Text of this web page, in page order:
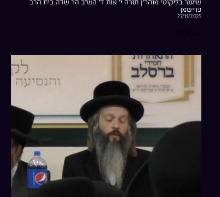
שיעור בליקוטי מוהר”ן תורה י’ אות ד’ הש”ב הר שדה בית הרב
פרישמן
27/11/2025
קרא עוד »